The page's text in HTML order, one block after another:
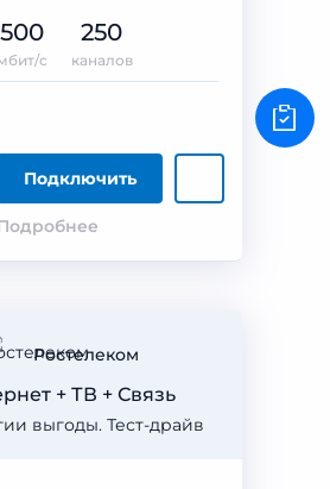
Подключить
500
с
250
каналов
Ростелеком
выгоды. Тест-драйв
+ ТВ + Связь